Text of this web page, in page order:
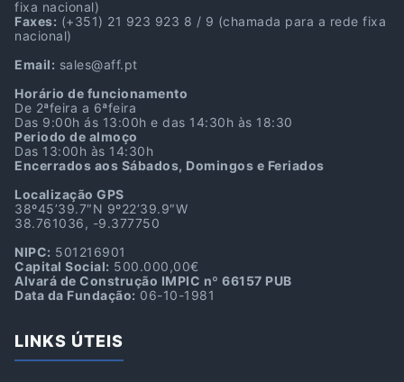
fixa nacional)
Faxes: (+351) 21 923 923 8 / 9 (chamada para a rede fixa
nacional)
Email: sales@aff.pt
Horário de funcionamento
De 2ªfeira a 6ªfeira
Das 9:00h ás 13:00h e das 14:30h às 18:30
Periodo de almoço
Das 13:00h às 14:30h
Encerrados aos Sábados, Domingos e Feriados
Localização GPS
38º45’39.7″N 9º22’39.9″W
38.761036, -9.377750
NIPC: 501216901
Capital Social: 500.000,00€
Alvará de Construção IMPIC nº 66157 PUB
Data da Fundação: 06-10-1981
LINKS ÚTEIS